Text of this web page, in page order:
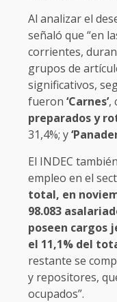
Al analizar el
señaló que “en
corrientes,
grupos de
significativos,
fueron ‘Carnes’,
preparados y
31,4%; y
El INDEC
empleo en el
total, en
98.083
poseen cargos
el 11,1% del
restante se
y repositores,
ocupados”.